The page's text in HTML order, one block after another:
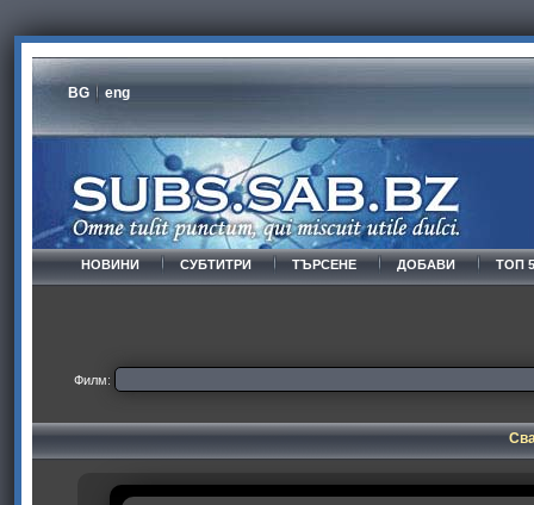
BG eng
НОВИНИ СУБТИТРИ ТЪРСЕНЕ ДОБАВИ ТОП
Филм: